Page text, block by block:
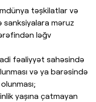
təşkilatlar və
məruz
ləğv
fəaliyyət sahəsində
və ya barəsində
yaşına çatmayan